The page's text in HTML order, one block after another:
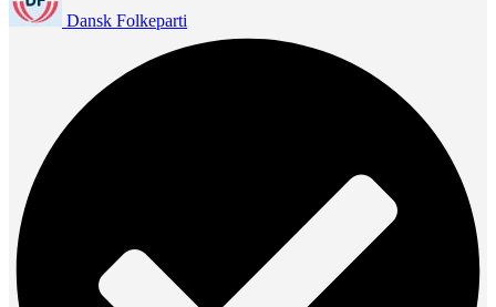
Dansk Folkeparti